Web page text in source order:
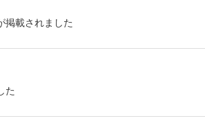
掲載されました
た